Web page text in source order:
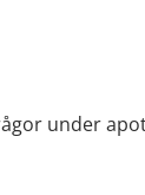
under